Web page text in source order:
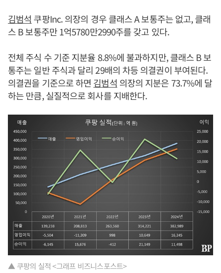
김범석 쿠팡Inc. 의장의 경우 클래스 A 보통주는 없고, 클래
스 B 보통주만 1억5780만2990주를 갖고 있다.
전체 주식 수 기준 지분율 8.8%에 불과하지만, 클래스 B 보
통주는 일반 주식과 달리 29배의 차등 의결권이 부여된다.
의결권을 기준으로 하면 김범석 의장의 지분은 73.7%에 달
하는 만큼, 실질적으로 회사를 지배한다.
▲ 쿠팡의 실적 <그래프 비즈니스포스트>